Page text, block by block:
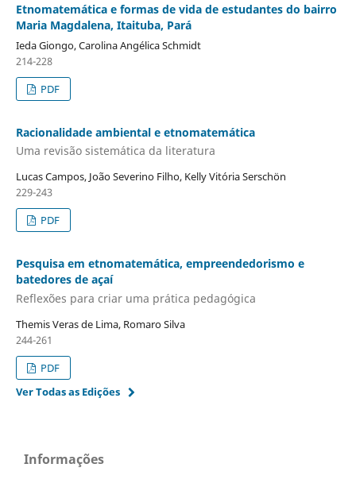
Etnomatemática e formas de vida de estudantes do bairro
Maria Magdalena, Itaituba, Pará
Ieda Giongo, Carolina Angélica Schmidt
214-228
PDF
Racionalidade ambiental e etnomatemática
Uma revisão sistemática da literatura
Lucas Campos, João Severino Filho, Kelly Vitória Serschön
229-243
PDF
Pesquisa em etnomatemática, empreendedorismo e
batedores de açaí
Reflexões para criar uma prática pedagógica
Themis Veras de Lima, Romaro Silva
244-261
PDF
Ver Todas as Edições
Informações